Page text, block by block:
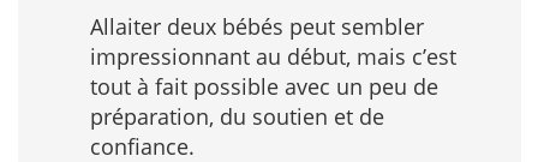
Allaiter deux bébés peut sembler
impressionnant au début, mais c’est
tout à fait possible avec un peu de
préparation, du soutien et de
confiance.